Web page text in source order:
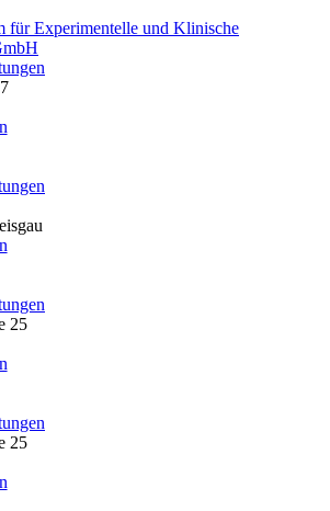
Experimentelle und Klinische
25
25